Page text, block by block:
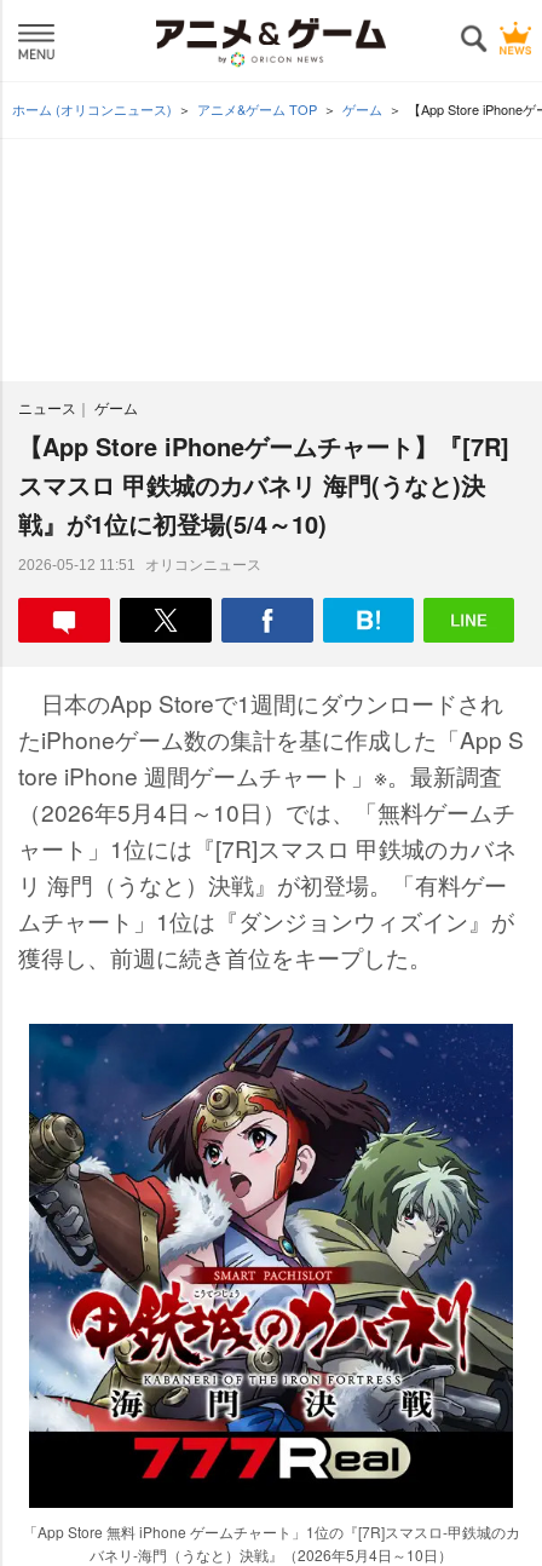
ホーム (オリコンニュース) アニメ&ゲーム TOP ゲーム 【App Store iPhone
ニュース ゲーム
【App Store iPhoneゲームチャート】『[7R]
スマスロ 甲鉄城のカバネリ 海門(うなと)決
戦』が1位に初登場(5/4～10)
2026-05-12 11:51 オリコンニュース
日本のApp Storeで1週間にダウンロードされ
たiPhoneゲーム数の集計を基に作成した「App S
tore iPhone 週間ゲームチャート」※。最新調査
（2026年5月4日～10日）では、「無料ゲームチ
ャート」1位には『[7R]スマスロ 甲鉄城のカバネ
リ 海門（うなと）決戦』が初登場。「有料ゲー
ムチャート」1位は『ダンジョンウィズイン』が
獲得し、前週に続き首位をキープした。
「App Store 無料 iPhone ゲームチャート」1位の『[7R]スマスロ-甲鉄城のカ
バネリ-海門（うなと）決戦』（2026年5月4日～10日）